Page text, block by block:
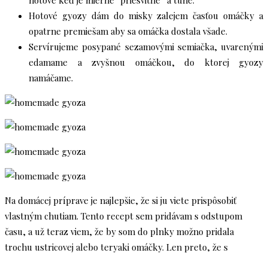
Hotové gyozy dám do misky zalejem časťou omáčky a
opatrne premiešam aby sa omáčka dostala všade.
Servírujeme posypané sezamovými semiačka, uvarenými
edamame a zvyšnou omáčkou, do ktorej gyozy
namáčame.
Na domácej príprave je najlepšie, že si ju viete prispôsobiť
vlastným chutiam. Tento recept sem pridávam s odstupom
času, a už teraz viem, že by som do plnky možno pridala
trochu ustricovej alebo teryaki omáčky. Len preto, že s